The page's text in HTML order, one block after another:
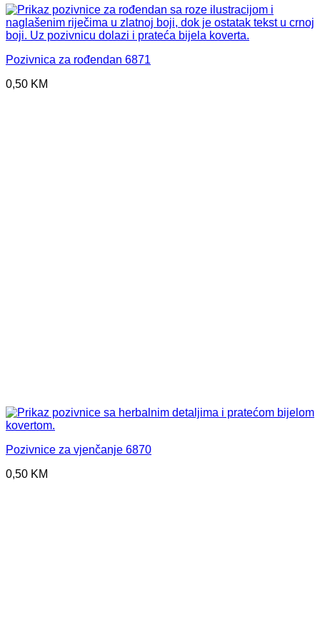
Pozivnica za rođendan 6871
0,50 KM
Pozivnice za vjenčanje 6870
0,50 KM